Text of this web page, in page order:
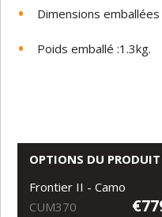
Dimensions
Poids emballé :1.3kg.
OPTIONS DU PRODUIT
Frontier II - Camo
CUM370